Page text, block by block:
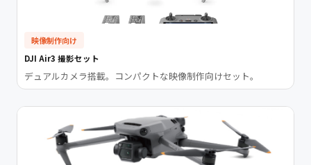
映像制作向け
DJI Air3 撮影セット
デュアルカメラ搭載。コンパクトな映像制作向けセット。